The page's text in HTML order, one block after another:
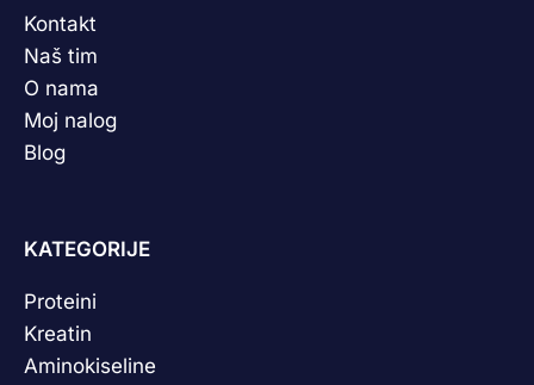
Kontakt
Naš tim
O nama
Moj nalog
Blog
KATEGORIJE
Proteini
Kreatin
Aminokiseline